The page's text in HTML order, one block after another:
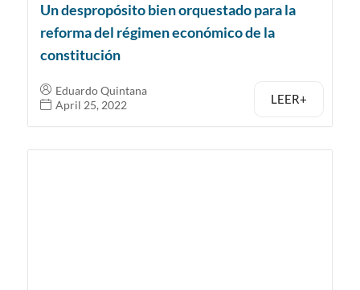
Un despropósito bien orquestado para la
reforma del régimen económico de la
constitución
Eduardo Quintana
April 25, 2022
LEER+